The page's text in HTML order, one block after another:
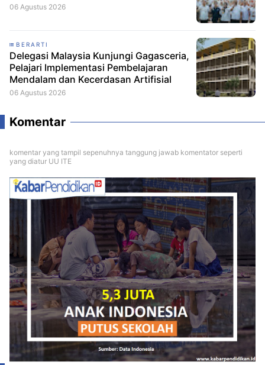
06 Agustus 2026
BERARTI
Delegasi Malaysia Kunjungi Gagasceria,
Pelajari Implementasi Pembelajaran
Mendalam dan Kecerdasan Artifisial
06 Agustus 2026
Komentar
komentar yang tampil sepenuhnya tanggung jawab komentator seperti
yang diatur UU ITE